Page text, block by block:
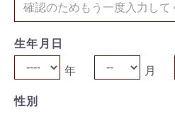
生年月日
年 月
性別